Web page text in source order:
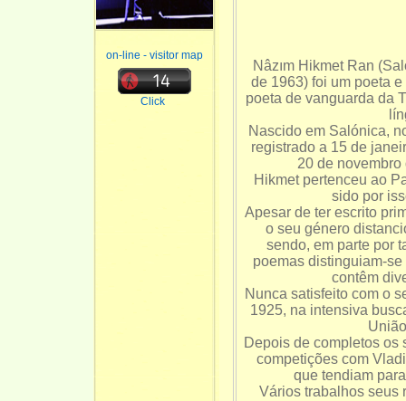
on-line - visitor map
Click
Nâzım Hikmet Ran
de 1963) foi um poeta
poeta de vanguarda da
Nascido em Salónica,
registrado a 15 de
20 de
Hikmet pertenceu ao
sido por
Apesar de ter escrito
o seu género
sendo, em parte por
poemas distinguiam-
contêm
Nunca satisfeito com o
1925, na intensiva
Depois de completos os
competições com
que tendiam
Vários trabalhos seus